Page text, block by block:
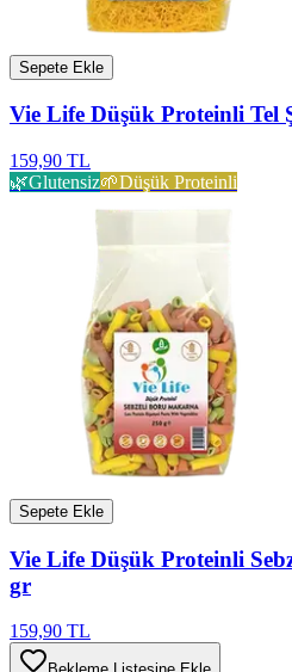
Sepete Ekle
Vie Life Düşük Proteinli Tel
159,90 TL
🌿Glutensiz🌱Düşük Proteinli
Sepete Ekle
Vie Life Düşük Proteinli
gr
159,90 TL